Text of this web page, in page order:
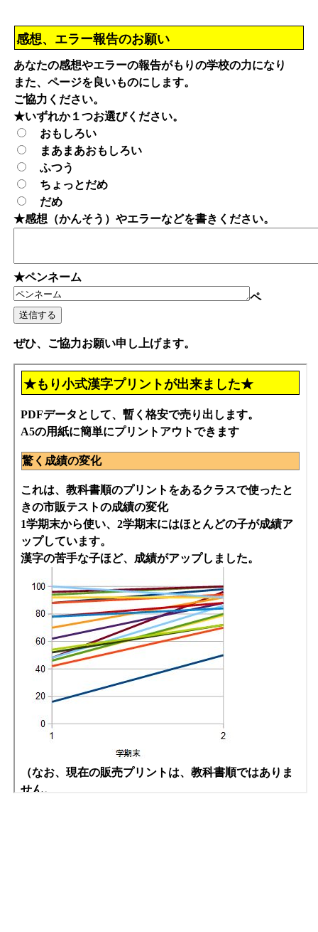
感想、エラー報告のお願い
あなたの感想やエラーの報告がもりの学校の力になり
また、ページを良いものにします。
ご協力ください。
★いずれか１つお選びください。
おもしろい
まあまあおもしろい
ふつう
ちょっとだめ
だめ
★感想（かんそう）やエラーなどを書きください。
★ペンネーム
ペ
ぜひ、ご協力お願い申し上げます。